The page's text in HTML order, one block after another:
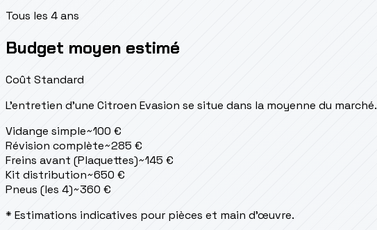
Tous les 4 ans
Budget moyen estimé
Coût Standard
L'entretien d'une Citroen Evasion se situe dans la moyenne du marché.
Vidange simple~100 €
Révision complète~285 €
Freins avant (Plaquettes)~145 €
Kit distribution~650 €
Pneus (les 4)~360 €
* Estimations indicatives pour pièces et main d'œuvre.